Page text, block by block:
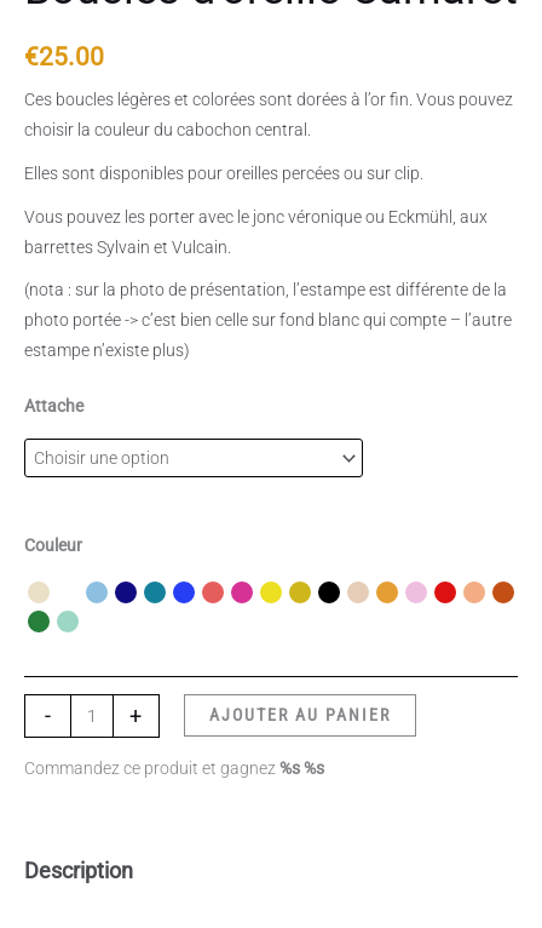
€25.00
Ces boucles légères et colorées sont dorées à l’or fin. Vous pouvez
choisir la couleur du cabochon central.
Elles sont disponibles pour oreilles percées ou sur clip.
Vous pouvez les porter avec le jonc véronique ou Eckmühl, aux
barrettes Sylvain et Vulcain.
(nota : sur la photo de présentation, l’estampe est différente de la
photo portée -> c’est bien celle sur fond blanc qui compte – l’autre
estampe n’existe plus)
Attache
Couleur
- + AJOUTER AU PANIER
Commandez ce produit et gagnez%s %s
Description